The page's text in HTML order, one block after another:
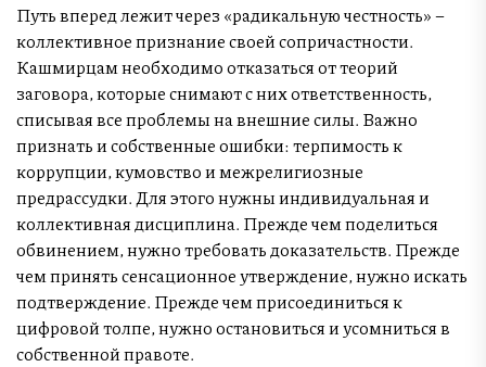
Путь вперед лежит через «радикальную честность» –
коллективное признание своей сопричастности.
Кашмирцам необходимо отказаться от теорий
заговора, которые снимают с них ответственность,
списывая все проблемы на внешние силы. Важно
признать и собственные ошибки: терпимость к
коррупции, кумовство и межрелигиозные
предрассудки. Для этого нужны индивидуальная и
коллективная дисциплина. Прежде чем поделиться
обвинением, нужно требовать доказательств. Прежде
чем принять сенсационное утверждение, нужно искать
подтверждение. Прежде чем присоединиться к
цифровой толпе, нужно остановиться и усомниться в
собственной правоте.